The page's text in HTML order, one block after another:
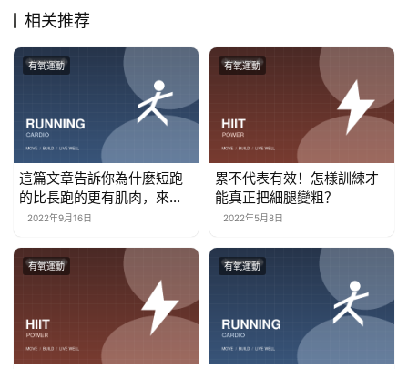
相关推荐
有氧運動
這篇文章告訴你為什麼短跑
的比長跑的更有肌肉，來看
看2022年9月16日
有氧運動
累不代表有效！怎樣訓練才
能真正把細腿變粗？
2022年5月8日
有氧運動 有氧運動